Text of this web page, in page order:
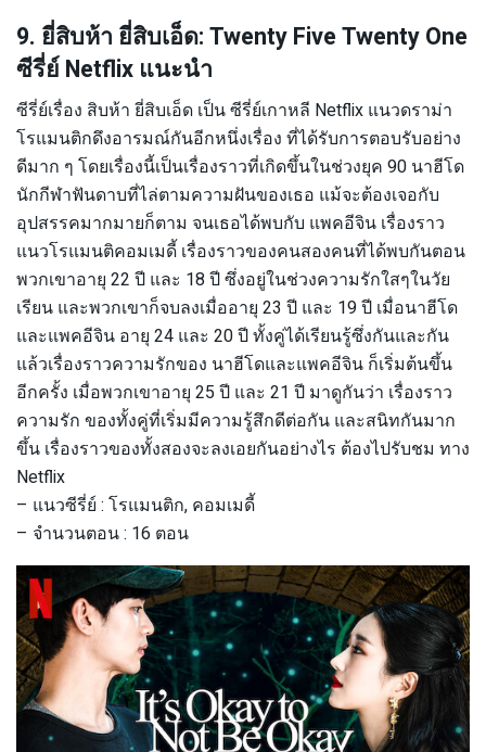
9. ยี่สิบห้า ยี่สิบเอ็ด: Twenty Five Twenty One
ซีรี่ย์ Netflix แนะนำ
ซีรี่ย์เรื่อง สิบห้า ยี่สิบเอ็ด เป็น ซีรี่ย์เกาหลี Netflix แนวดราม่า
โรแมนติกดึงอารมณ์กันอีกหนึ่งเรื่อง ที่ได้รับการตอบรับอย่าง
ดีมาก ๆ โดยเรื่องนี้เป็นเรื่องราวที่เกิดขึ้นในช่วงยุค 90 นาฮีโด
นักกีฬาฟันดาบที่ไล่ตามความฝันของเธอ แม้จะต้องเจอกับ
อุปสรรคมากมายก็ตาม จนเธอได้พบกับ แพคอีจิน เรื่องราว
แนวโรแมนติคอมเมดี้ เรื่องราวของคนสองคนที่ได้พบกันตอน
พวกเขาอายุ 22 ปี และ 18 ปี ซึ่งอยู่ในช่วงความรักใสๆในวัย
เรียน และพวกเขาก็จบลงเมื่ออายุ 23 ปี และ 19 ปี เมื่อนาฮีโด
และแพคอีจิน อายุ 24 และ 20 ปี ทั้งคู่ได้เรียนรู้ซึ่งกันและกัน
แล้วเรื่องราวความรักของ นาฮีโดและแพคอีจิน ก็เริ่มต้นขึ้น
อีกครั้ง เมื่อพวกเขาอายุ 25 ปี และ 21 ปี มาดูกันว่า เรื่องราว
ความรัก ของทั้งคู่ที่เริ่มมีความรู้สึกดีต่อกัน และสนิทกันมาก
ขึ้น เรื่องราวของทั้งสองจะลงเอยกันอย่างไร ต้องไปรับชม ทาง
Netflix
– แนวซีรี่ย์ : โรแมนติก, คอมเมดี้
– จำนวนตอน : 16 ตอน